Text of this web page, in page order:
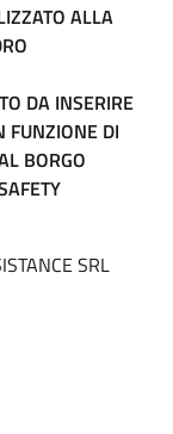
ALLA
DA INSERIRE
FUNZIONE DI
BORGO
SRL